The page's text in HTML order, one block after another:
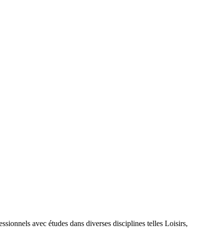
avec études dans diverses disciplines telles Loisirs,